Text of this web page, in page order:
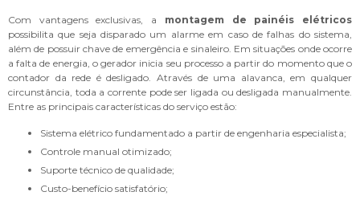
Com vantagens exclusivas, a montagem de painéis elétricos
possibilita que seja disparado um alarme em caso de falhas do sistema,
além de possuir chave de emergência e sinaleiro. Em situações onde ocorre
a falta de energia, o gerador inicia seu processo a partir do momento que o
contador da rede é desligado. Através de uma alavanca, em qualquer
circunstância, toda a corrente pode ser ligada ou desligada manualmente.
Entre as principais características do serviço estão:
Sistema elétrico fundamentado a partir de engenharia especialista;
Controle manual otimizado;
Suporte técnico de qualidade;
Custo-benefício satisfatório;